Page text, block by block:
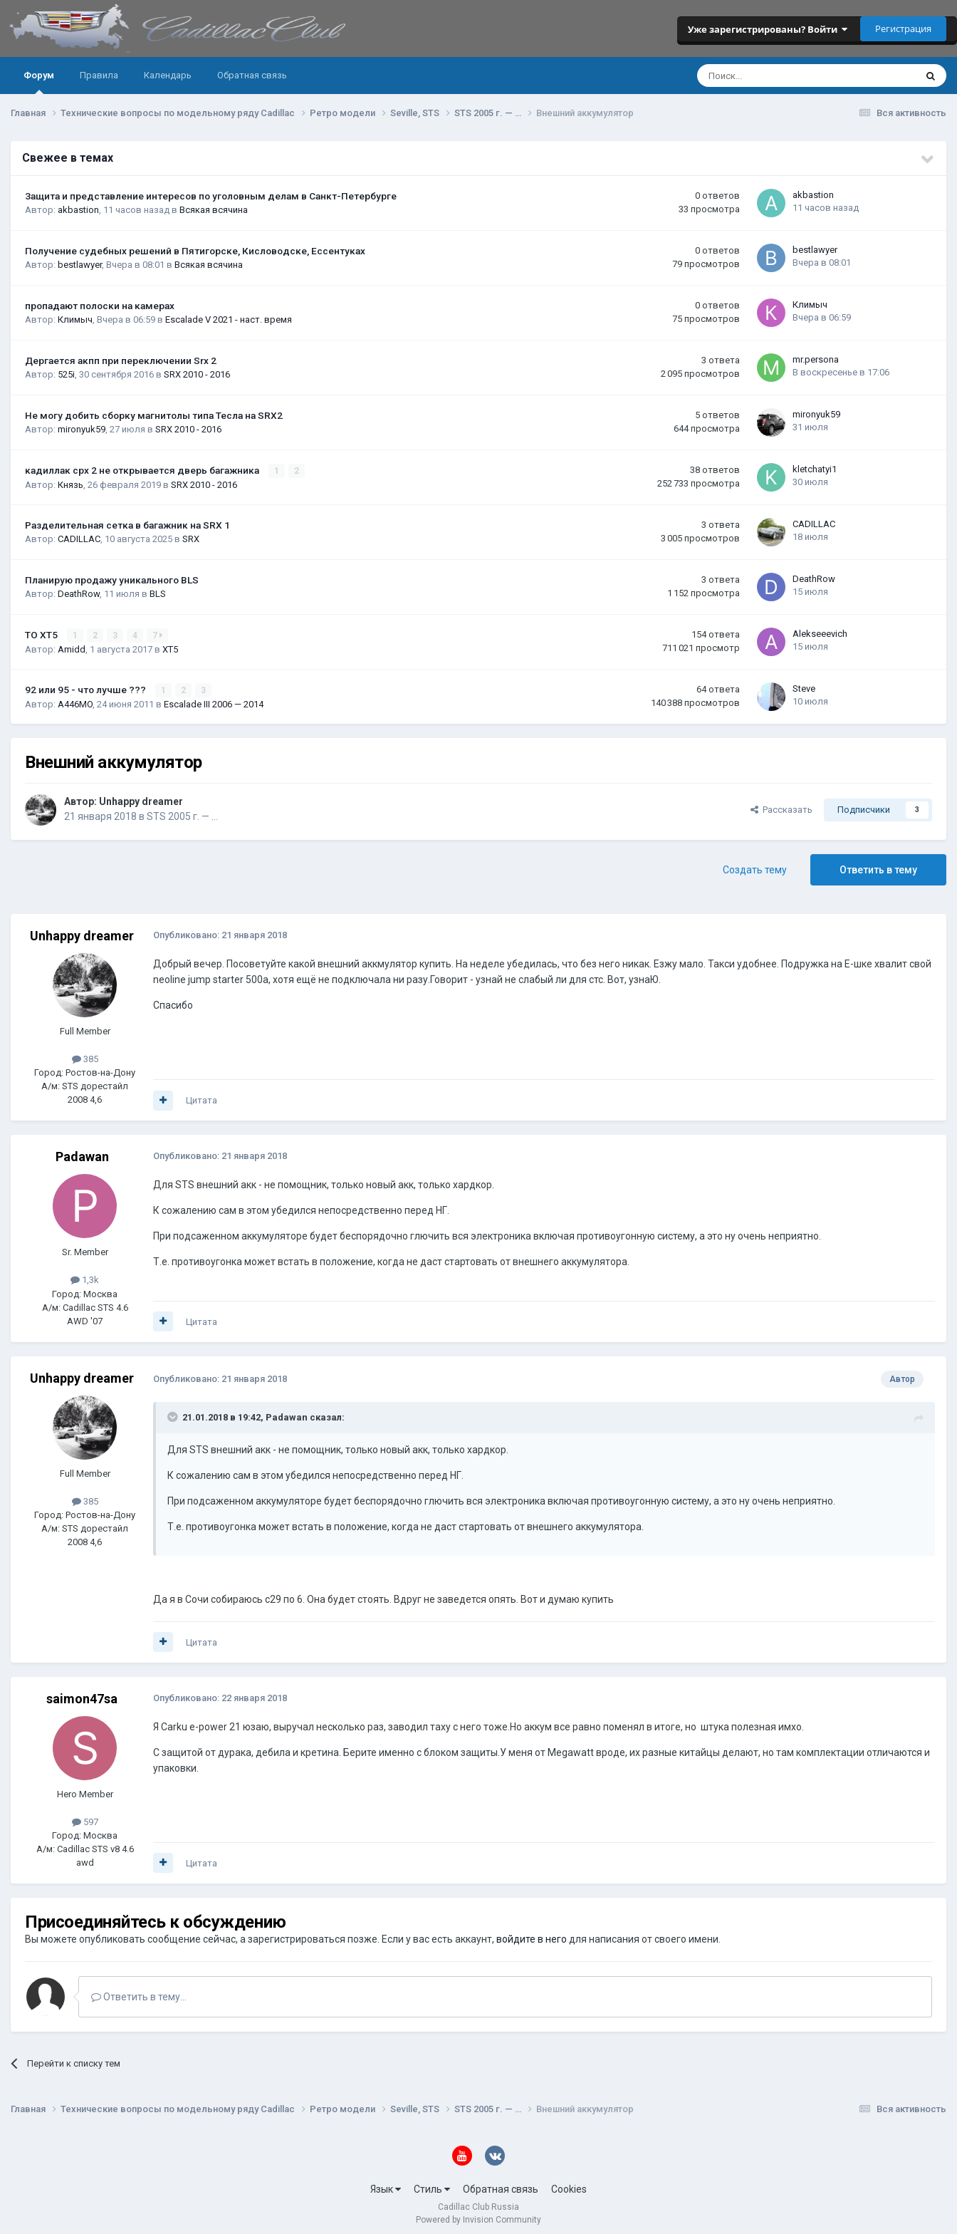
Уже зарегистрированы? Войти Регистрация
Форум Правила Календарь Обратная связь
Вся активность
Главная Технические вопросы по модельному ряду Cadillac Ретро модели Seville, STS STS 2005 г. — … Внешний аккумулятор
Свежее в темах
Защита и представление интересов по уголовным делам в Санкт-Петербурге
Автор: akbastion 11 часов назад в Всякая всячина
0 ответов
33 просмотра
akbastion
11 часов назад
Получение судебных решений в Пятигорске, Кисловодске, Ессентуках
Автор: bestlawyer, Вчера в 08:01 в Всякая всячина
0 ответов
79 просмотров
bestlawyer
Вчера в 08:01
пропадают полоски на камерах
Автор: Климыч Вчера в 06:59 в Escalade V 2021 - наст. время
0 ответов
75 просмотров
Климыч
Вчера в 06:59
Дергается акпп при переключении Srx 2
Автор: 525i 30 сентября 2016 в SRX 2010 - 2016
3 ответа
2 095 просмотров
mr.persona
В воскресенье в 17:06
Не могу добить сборку магнитолы типа Тесла на SRX2
Автор: mironyuk59 27 июля в SRX 2010 - 2016
5 ответов
644 просмотра
mironyuk59
31 июля
кадиллак срх 2 не открывается дверь багажника 1 2
Автор: Князь 26 февраля 2019 в SRX 2010 - 2016
38 ответов
252 733 просмотра
kletchatyi1
30 июля
Разделительная сетка в багажник на SRX 1
Автор: CADILLAC 10 августа 2025 в SRX
3 ответа
3 005 просмотров
CADILLAC
18 июля
Планирую продажу уникального BLS
Автор: DeathRow, 11 июля в BLS
3 ответа
1 152 просмотра
DeathRow
15 июля
ТО XT5 1 2 3 4 7
Автор: Amidd 1 августа 2017 в XT5
154 ответа
711 021 просмотр
Alekseeevich
15 июля
92 или 95 - что лучше ??? 1 2 3
Автор: A446MO 24 июня 2011 в Escalade III 2006 — 2014
64 ответа
140 388 просмотров
Steve
10 июля
Внешний аккумулятор
Автор: Unhappy dreamer
21 января 2018 в STS 2005 г. — …
Рассказать Подписчики 3
Ответить в тему
Создать тему
Unhappy dreamer
Full Member
385
Город: Ростов-на-Дону
А/м: STS дорестайл
2008 4,6
Опубликовано: 21 января 2018
Добрый вечер. Посоветуйте какой внешний аккмулятор купить. На неделе убедилась, что без него никак. Езжу мало. Такси удобнее. Подружка на Е-шке хвалит свой
neoline jump starter 500a, хотя ещё не подключала ни разу.Говорит - узнай не слабый ли для стс. Вот, узнаЮ.
Спасибо
Цитата
Padawan
Sr. Member
1,3k
Город: Москва
А/м: Cadillac STS 4.6
AWD '07
Опубликовано: 21 января 2018
Для STS внешний акк - не помощник, только новый акк, только хардкор.
К сожалению сам в этом убедился непосредственно перед НГ.
При подсаженном аккумуляторе будет беспорядочно глючить вся электроника включая противоугонную систему, а это ну очень неприятно.
Т.е. противоугонка может встать в положение, когда не даст стартовать от внешнего аккумулятора.
Цитата
Unhappy dreamer
Full Member
385
Город: Ростов-на-Дону
А/м: STS дорестайл
2008 4,6
Автор
Опубликовано: 21 января 2018
21.01.2018 в 19:42, Padawan сказал:
Для STS внешний акк - не помощник, только новый акк, только хардкор.
К сожалению сам в этом убедился непосредственно перед НГ.
При подсаженном аккумуляторе будет беспорядочно глючить вся электроника включая противоугонную систему, а это ну очень неприятно.
Т.е. противоугонка может встать в положение, когда не даст стартовать от внешнего аккумулятора.
Да я в Сочи собираюсь с29 по 6. Она будет стоять. Вдруг не заведется опять. Вот и думаю купить
Цитата
saimon47sa
Hero Member
597
Город: Москва
А/м: Cadillac STS v8 4.6
awd
Опубликовано: 22 января 2018
Я Carku e-power 21 юзаю, выручал несколько раз, заводил таху с него тоже.Но аккум все равно поменял в итоге, но штука полезная имхо.
С защитой от дурака, дебила и кретина. Берите именно с блоком защиты.У меня от Megawatt вроде, их разные китайцы делают, но там комплектации отличаются и
упаковки.
Цитата
Присоединяйтесь к обсуждению
Вы можете опубликовать сообщение сейчас, а зарегистрироваться позже. Если у вас есть аккаунт, войдите в него для написания от своего имени.
Ответить в тему...
Перейти к списку тем
Вся активность
Главная Технические вопросы по модельному ряду Cadillac Ретро модели Seville, STS STS 2005 г. — … Внешний аккумулятор
Язык Стиль Обратная связь Cookies
Cadillac Club Russia
Powered by Invision Community